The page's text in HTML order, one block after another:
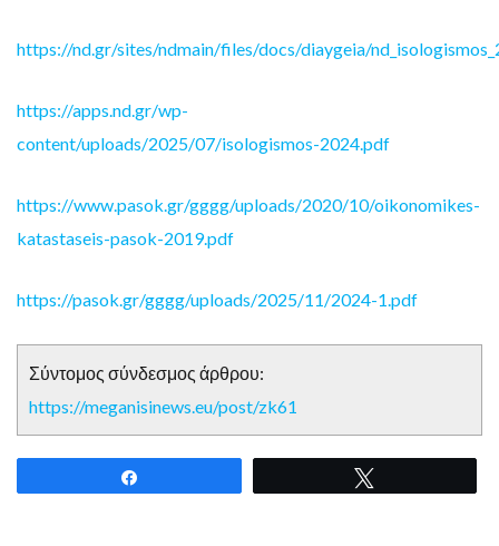
https://nd.gr/sites/ndmain/files/docs/diaygeia/
https://apps.nd.gr/wp-
content/uploads/2025/07/isologismos-2024.pdf
https://www.pasok.gr/gggg/uploads/2020/10/oikonomikes-
katastaseis-pasok-2019.pdf
https://pasok.gr/gggg/uploads/2025/11/2024-1.pdf
Σύντομος σύνδεσμος άρθρου:
https://meganisinews.eu/post/zk61